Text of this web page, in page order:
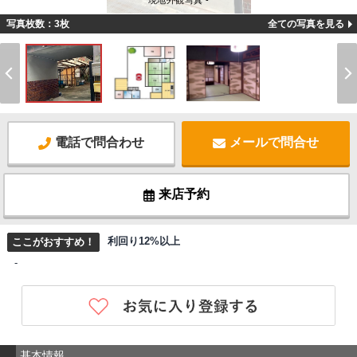
写真枚数：3枚 全ての写真を見る
電話で問合わせ メールで問合せ
来店予約
ここがおすすめ！
利回り12%以上
-